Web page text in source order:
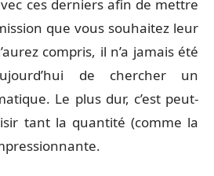
ces derniers afin de mettre
que vous souhaitez leur
compris, il n’a jamais été
de chercher un
Le plus dur, c’est peut-
tant la quantité (comme la